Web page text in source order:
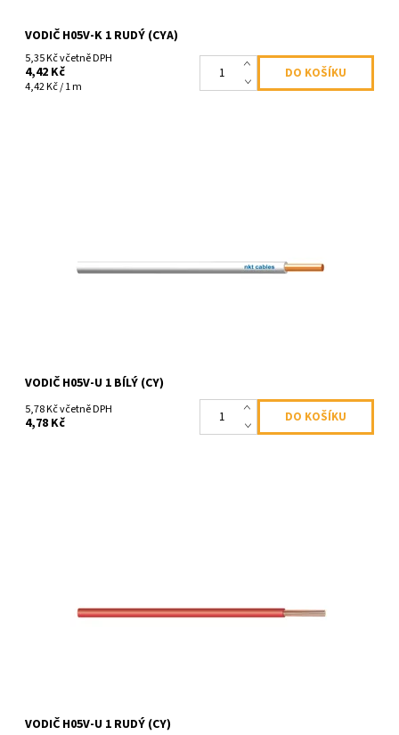
VODIČ H05V-K 1 RUDÝ (CYA)
5,35 Kč včetně DPH
4,42 Kč
4,42 Kč / 1 m
VODIČ H05V-U 1 BÍLÝ (CY)
5,78 Kč včetně DPH
4,78 Kč
VODIČ H05V-U 1 RUDÝ (CY)